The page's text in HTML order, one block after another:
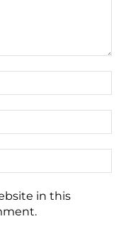
in this